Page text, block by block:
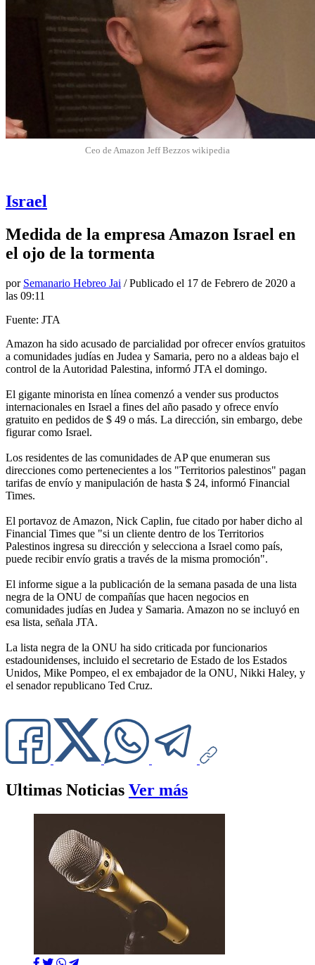
Ceo de Amazon Jeff Bezzos wikipedia
Israel
Medida de la empresa Amazon Israel en
el ojo de la tormenta
por Semanario Hebreo Jai / Publicado el 17 de Febrero de 2020 a
las 09:11
Fuente: JTA
Amazon ha sido acusado de parcialidad por ofrecer envíos gratuitos
a comunidades judías en Judea y Samaria, pero no a aldeas bajo el
control de la Autoridad Palestina, informó JTA el domingo.
El gigante minorista en línea comenzó a vender sus productos
internacionales en Israel a fines del año pasado y ofrece envío
gratuito en pedidos de $ 49 o más. La dirección, sin embargo, debe
figurar como Israel.
Los residentes de las comunidades de AP que enumeran sus
direcciones como pertenecientes a los "Territorios palestinos" pagan
tarifas de envío y manipulación de hasta $ 24, informó Financial
Times.
El portavoz de Amazon, Nick Caplin, fue citado por haber dicho al
Financial Times que "si un cliente dentro de los Territorios
Palestinos ingresa su dirección y selecciona a Israel como país,
puede recibir envío gratis a través de la misma promoción".
El informe sigue a la publicación de la semana pasada de una lista
negra de la ONU de compañías que hacen negocios en
comunidades judías en Judea y Samaria. Amazon no se incluyó en
esa lista, señala JTA.
La lista negra de la ONU ha sido criticada por funcionarios
estadounidenses, incluido el secretario de Estado de los Estados
Unidos, Mike Pompeo, el ex embajador de la ONU, Nikki Haley, y
el senador republicano Ted Cruz.
Ultimas Noticias Ver más